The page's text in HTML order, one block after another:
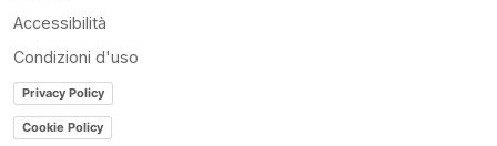
Accessibilità
Condizioni d'uso
Privacy Policy
Cookie Policy